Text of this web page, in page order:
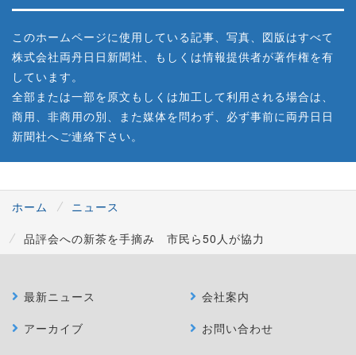
このホームページに使用している記事、写真、図版はすべて
株式会社両丹日日新聞社、もしくは情報提供者が著作権を有
しています。
全部または一部を原文もしくは加工して利用される場合は、
商用、非商用の別、また媒体を問わず、必ず事前に両丹日日
新聞社へご連絡下さい。
ホーム
ニュース
品評会への新茶を手摘み 市民ら50人が協力
最新ニュース
アーカイブ
会社案内
お問い合わせ